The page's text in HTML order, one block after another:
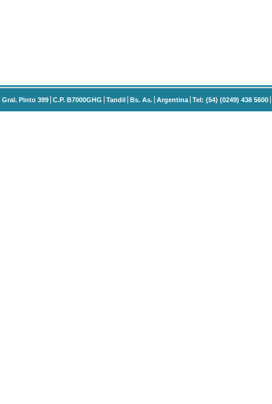
Gral. Pinto 399 C.P. B7000GHG Tandil Bs. As. Argentina Tel: (54) (0249) 438 5600